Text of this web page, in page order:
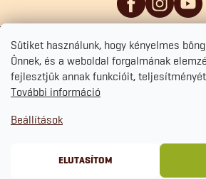
Sütiket használunk, hogy kényelmes
Önnek, és a weboldal forgalmának
fejlesztjük annak funkcióit,
További információ
Beállítások
ELUTASÍTOM
Szerződési Feltételek
Copyright 2026